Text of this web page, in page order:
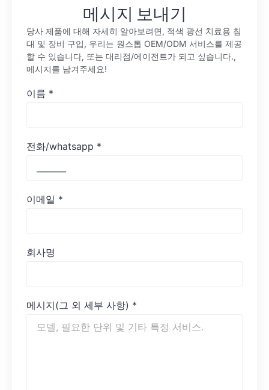
메시지 보내기
당사 제품에 대해 자세히 알아보려면, 적색 광선 치료용 침
대 및 장비 구입, 우리는 원스톱 OEM/ODM 서비스를 제공
할 수 있습니다, 또는 대리점/에이전트가 되고 싶습니다.,
메시지를 남겨주세요!
이름 *
전화/whatsapp *
이메일 *
회사명
메시지(그 외 세부 사항) *